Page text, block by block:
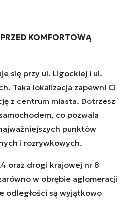
KOMFORTOWĄ
się przy ul. Ligockiej i ul.
Taka lokalizacja zapewni Ci
z centrum miasta. Dotrzesz
co pozwala
punktów
i rozrywkowych.
oraz drogi krajowej nr 8
w obrębie aglomeracji
odległości są wyjątkowo